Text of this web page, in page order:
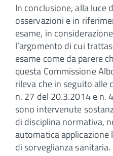
In conclusione, alla luce
osservazioni e in
esame, in
l’argomento di cui
esame come da parere
questa Commissione
rileva che in seguito alle
n. 27 del 20.3.2014 e n.
sono intervenute
di disciplina normativa,
automatica
di sorveglianza sanitaria.